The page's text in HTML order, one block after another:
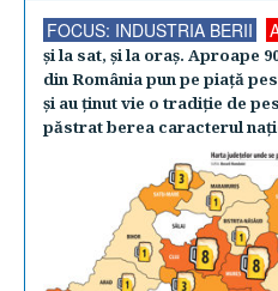
FOCUS: INDUSTRIA BERII
şi la sat, şi la oraş. Aproape
din România pun pe piaţă
şi au ţinut vie o tradiţie de
păstrat berea caracterul